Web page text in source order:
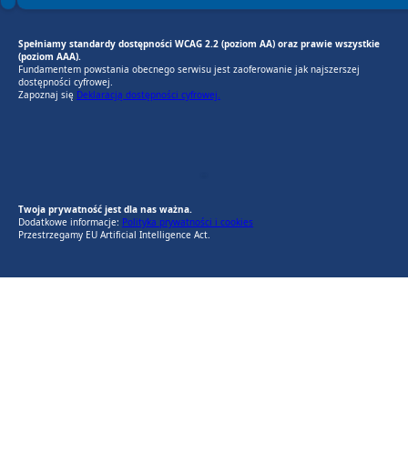
Spełniamy standardy dostępności WCAG 2.2 (poziom AA) oraz prawie wszystkie
(poziom AAA).
Fundamentem powstania obecnego serwisu jest zaoferowanie jak najszerszej
dostępności cyfrowej.
Zapoznaj się Deklaracją dostępności cyfrowej.
Twoja prywatność jest dla nas ważna.
Dodatkowe informacje: Polityka prywatności i cookies
Przestrzegamy EU Artificial Intelligence Act.